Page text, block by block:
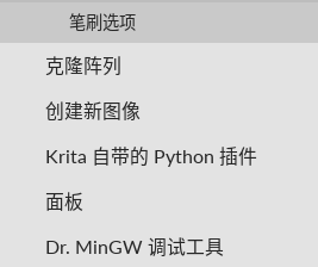
笔刷选项
克隆阵列
创建新图像
Krita 自带的 Python 插件
面板
Dr. MinGW 调试工具